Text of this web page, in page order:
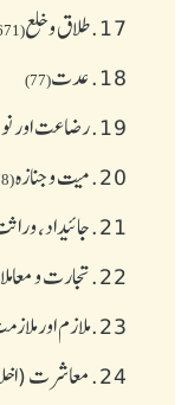
17. طلاق و خلع(671)
18. عدت(77)
19. رضاعت اور
20. میت و جنازہ(378)
21. جائیداد،
22. تجارت و
23. ملازم اور
24. معاشرت